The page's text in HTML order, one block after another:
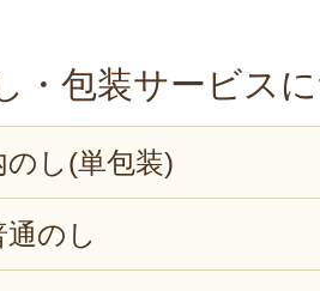
・包装サービス
のし(単包装)
通のし